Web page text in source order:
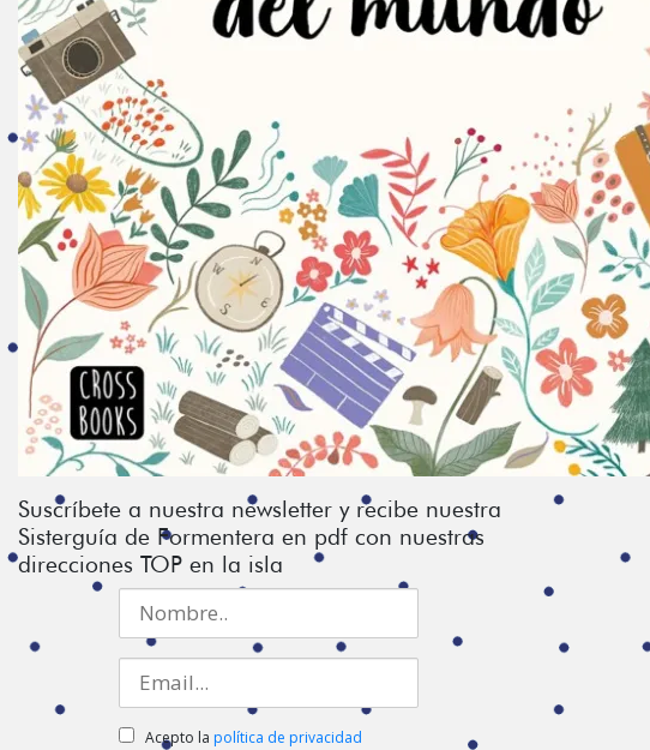
Suscríbete a nuestra newsletter y recibe nuestra
Sisterguía de Formentera en pdf con nuestras
direcciones TOP en la isla
Acepto la política de privacidad